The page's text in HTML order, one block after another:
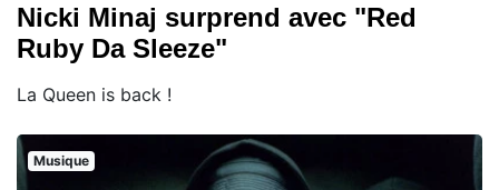
Nicki Minaj surprend avec "Red
Ruby Da Sleeze"
La Queen is back !
Musique